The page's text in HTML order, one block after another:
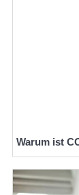
Warum ist